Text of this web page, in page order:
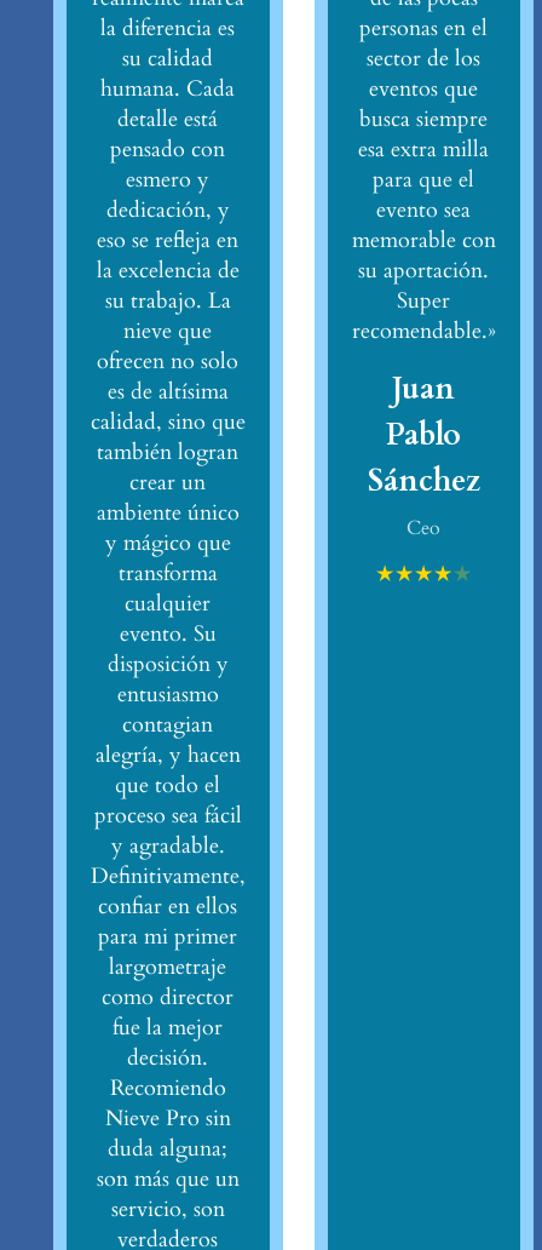
la diferencia es
su calidad
humana. Cada
detalle está
pensado con
esmero y
dedicación, y
eso se refleja en
la excelencia de
su trabajo. La
nieve que
ofrecen no solo
es de altísima
calidad, sino que
también logran
crear un
ambiente único
y mágico que
transforma
cualquier
evento. Su
disposición y
entusiasmo
contagian
alegría, y hacen
que todo el
proceso sea fácil
y agradable.
Definitivamente,
confiar en ellos
para mi primer
largometraje
como director
fue la mejor
decisión.
Recomiendo
Nieve Pro sin
duda alguna;
son más que un
servicio, son
verdaderos
personas en el
sector de los
eventos que
busca siempre
esa extra milla
para que el
evento sea
memorable con
su aportación.
Super
recomendable.»
Juan
Pablo
Sánchez
Ceo
★★★★★